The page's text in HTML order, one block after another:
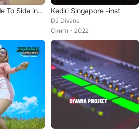
Dj 5 am X Side To Side instr Kediri Singapore -inst
DJ Divana
Сингл
2022